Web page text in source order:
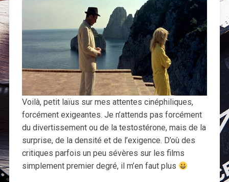
Voilà, petit laïus sur mes attentes cinéphiliques,
forcément exigeantes. Je n’attends pas forcément
du divertissement ou de la testostérone, mais de la
surprise, de la densité et de l’exigence. D’où des
critiques parfois un peu sévères sur les films
simplement premier degré, il m’en faut plus